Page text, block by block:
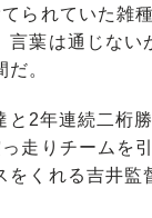
られていた雑
葉は通じない
。
2年連続二桁
走りチームを
をくれる吉井